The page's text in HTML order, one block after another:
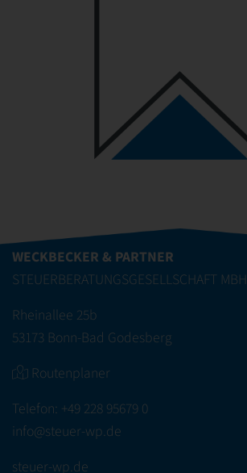
WECKBECKER & PARTNER
STEUERBERATUNGSGESELLSCHAFT MBH
Rheinallee 25b
53173 Bonn-Bad Godesberg
Routenplaner
Telefon: +49 228 95679 0
info@steuer-wp.de
steuer-wp.de